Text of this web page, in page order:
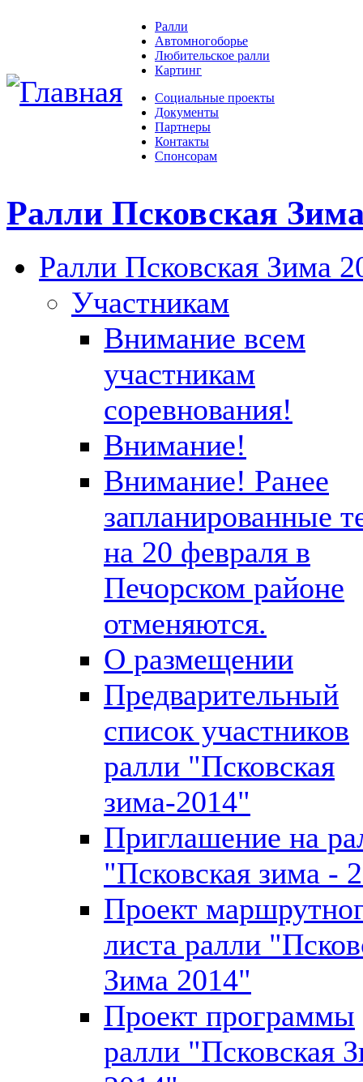
Ралли
Автомногоборье
Любительское ралли
Картинг
Социальные проекты
Документы
Партнеры
Контакты
Спонсорам
Ралли Псковская
Ралли Псковская Зима
Участникам
Внимание всем
участникам
соревнования!
Внимание!
Внимание! Ранее
запланированные
на 20 февраля в
Печорском районе
отменяются.
О размещении
Предварительный
список участников
ралли "Псковская
зима-2014"
Приглашение на
"Псковская зима -
Проект
листа ралли
Зима 2014"
Проект программы
ралли "Псковская